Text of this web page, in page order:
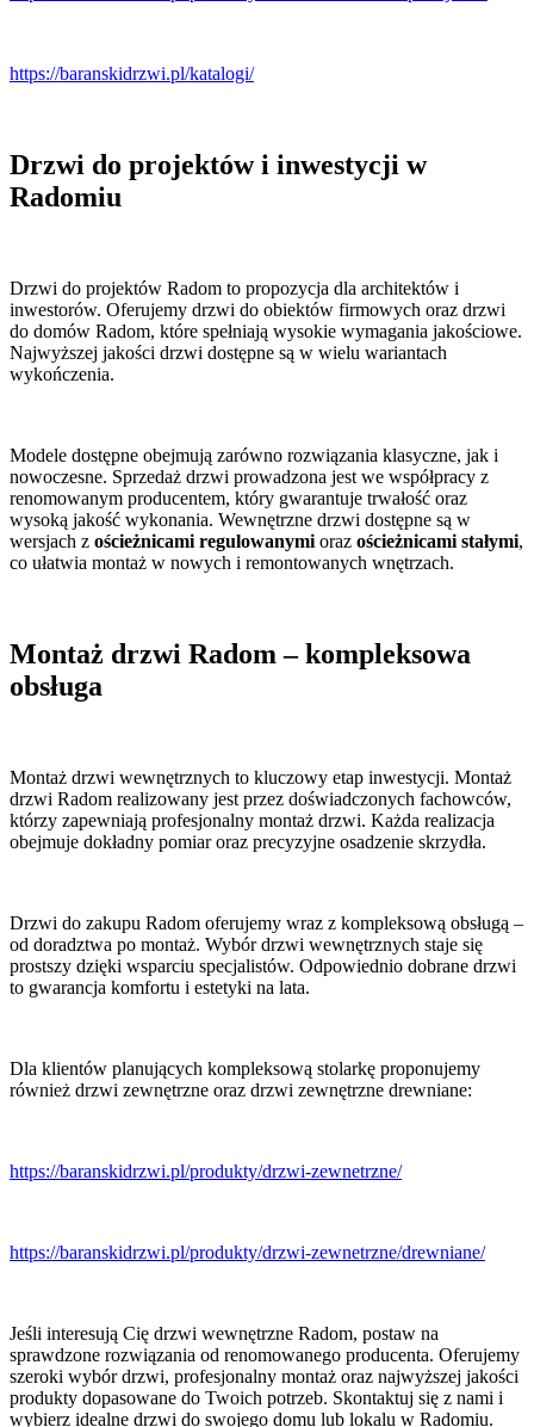
https://baranskidrzwi.pl/katalogi/
Drzwi do projektów i inwestycji w
Radomiu
Drzwi do projektów Radom to propozycja dla architektów i
inwestorów. Oferujemy drzwi do obiektów firmowych oraz drzwi
do domów Radom, które spełniają wysokie wymagania jakościowe.
Najwyższej jakości drzwi dostępne są w wielu wariantach
wykończenia.
Modele dostępne obejmują zarówno rozwiązania klasyczne, jak i
nowoczesne. Sprzedaż drzwi prowadzona jest we współpracy z
renomowanym producentem, który gwarantuje trwałość oraz
wysoką jakość wykonania. Wewnętrzne drzwi dostępne są w
wersjach z ościeżnicami regulowanymi oraz ościeżnicami stałymi,
co ułatwia montaż w nowych i remontowanych wnętrzach.
Montaż drzwi Radom – kompleksowa
obsługa
Montaż drzwi wewnętrznych to kluczowy etap inwestycji. Montaż
drzwi Radom realizowany jest przez doświadczonych fachowców,
którzy zapewniają profesjonalny montaż drzwi. Każda realizacja
obejmuje dokładny pomiar oraz precyzyjne osadzenie skrzydła.
Drzwi do zakupu Radom oferujemy wraz z kompleksową obsługą –
od doradztwa po montaż. Wybór drzwi wewnętrznych staje się
prostszy dzięki wsparciu specjalistów. Odpowiednio dobrane drzwi
to gwarancja komfortu i estetyki na lata.
Dla klientów planujących kompleksową stolarkę proponujemy
również drzwi zewnętrzne oraz drzwi zewnętrzne drewniane:
https://baranskidrzwi.pl/produkty/drzwi-zewnetrzne/
https://baranskidrzwi.pl/produkty/drzwi-zewnetrzne/drewniane/
Jeśli interesują Cię drzwi wewnętrzne Radom, postaw na
sprawdzone rozwiązania od renomowanego producenta. Oferujemy
szeroki wybór drzwi, profesjonalny montaż oraz najwyższej jakości
produkty dopasowane do Twoich potrzeb. Skontaktuj się z nami i
wybierz idealne drzwi do swojego domu lub lokalu w Radomiu.